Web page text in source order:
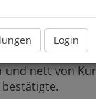
Login
wir zu dem
Zweigstellen
als jener beim
und nett von